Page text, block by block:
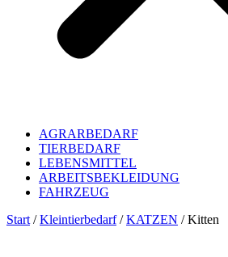
AGRARBEDARF
TIERBEDARF
LEBENSMITTEL
ARBEITSBEKLEIDUNG
FAHRZEUG
Start /Kleintierbedarf/KATZEN / Kitten